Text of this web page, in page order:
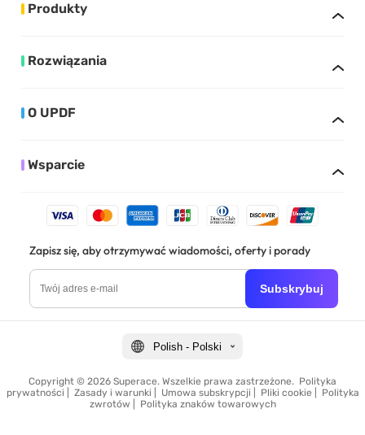
Produkty
Rozwiązania
O UPDF
Wsparcie
Zapisz się, aby otrzymywać wiadomości, oferty i porady
Subskrybuj
Polish - Polski
Copyright © 2026 Superace. Wszelkie prawa zastrzeżone. Polityka
prywatności
Zasady i warunki Umowa subskrypcji Pliki cookie
Polityka
zwrotów
Polityka znaków towarowych